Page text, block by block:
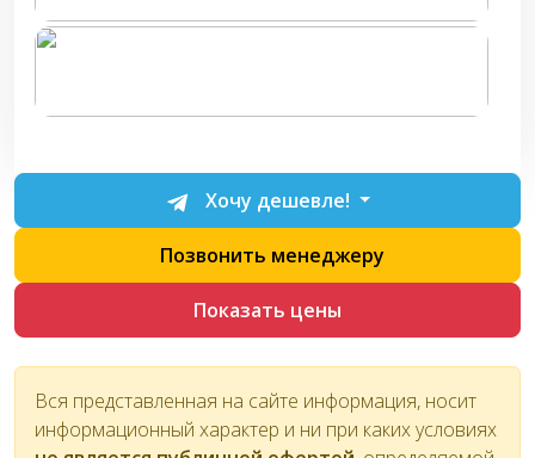
Хочу дешевле!
Позвонить менеджеру
Показать цены
Вся представленная на сайте информация, носит
информационный характер и ни при каких условиях